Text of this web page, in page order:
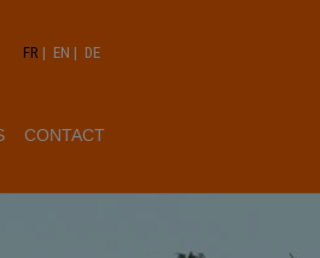
FR | EN | DE
CONTACT